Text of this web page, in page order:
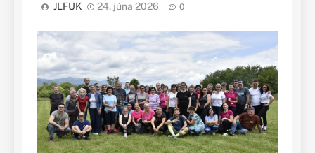
JLFUK 24. júna 2026 0